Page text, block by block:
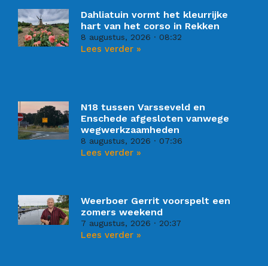
Dahliatuin vormt het kleurrijke
hart van het corso in Rekken
8 augustus, 2026 08:32
Lees verder »
N18 tussen Varsseveld en
Enschede afgesloten vanwege
wegwerkzaamheden
8 augustus, 2026 07:36
Lees verder »
Weerboer Gerrit voorspelt een
zomers weekend
7 augustus, 2026 20:37
Lees verder »